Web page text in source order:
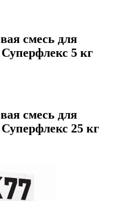
смесь для
5 кг
смесь для
25 кг